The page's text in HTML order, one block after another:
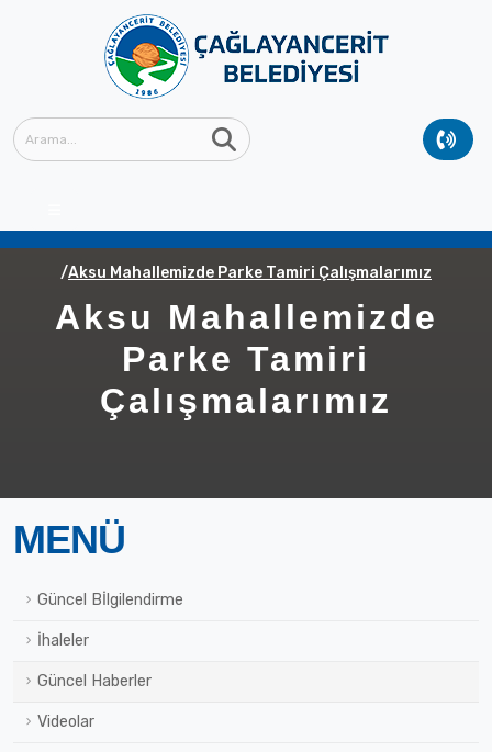
Aksu Mahallemizde Parke Tamiri Çalışmalarımız
Aksu Mahallemizde
Parke Tamiri
Çalışmalarımız
MENÜ
Güncel Bİlgilendirme
İhaleler
Güncel Haberler
Videolar